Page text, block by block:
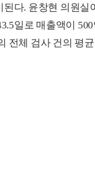
다. 윤창현 의원실
일로 매출액이 500
전체 검사 건의 평